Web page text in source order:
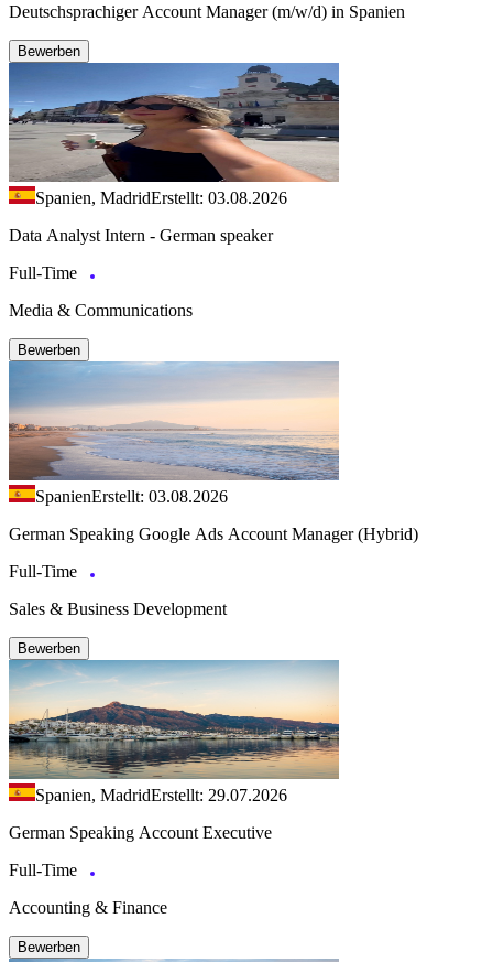
Deutschsprachiger Account Manager (m/w/d) in Spanien
Bewerben
Spanien, MadridErstellt: 03.08.2026
Data Analyst Intern - German speaker
Full-Time
Media & Communications
Bewerben
SpanienErstellt: 03.08.2026
German Speaking Google Ads Account Manager (Hybrid)
Full-Time
Sales & Business Development
Bewerben
Spanien, MadridErstellt: 29.07.2026
German Speaking Account Executive
Full-Time
Accounting & Finance
Bewerben